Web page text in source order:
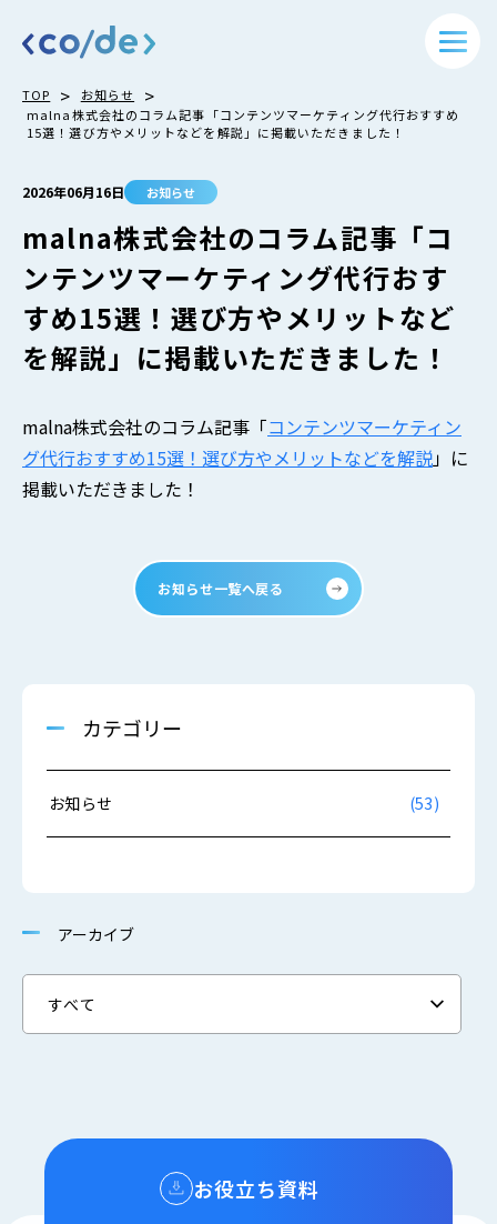
TOP > お知らせ >
malna株式会社のコラム記事「コンテンツマーケティング代行おすすめ
15選！選び方やメリットなどを解説」に掲載いただきました！
2026年06月16日 お知らせ
malna株式会社のコラム記事「コ
ンテンツマーケティング代行おす
すめ15選！選び方やメリットなど
を解説」に掲載いただきました！
malna株式会社のコラム記事「コンテンツマーケティン
グ代行おすすめ15選！選び方やメリットなどを解説」に
掲載いただきました！
お知らせ一覧へ戻る
カテゴリー
お知らせ (53)
アーカイブ
お役立ち資料